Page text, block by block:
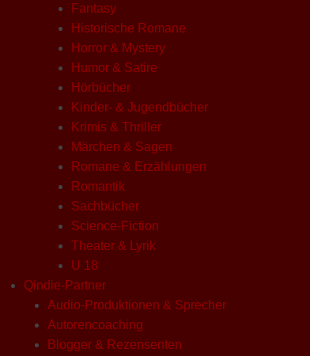
Fantasy
Historische Romane
Horror & Mystery
Humor & Satire
Hörbücher
Kinder- & Jugendbücher
Krimis & Thriller
Märchen & Sagen
Romane & Erzählungen
Romantik
Sachbücher
Science-Fiction
Theater & Lyrik
U 18
Qindie-Partner
Audio-Produktionen & Sprecher
Autorencoaching
Blogger & Rezensenten